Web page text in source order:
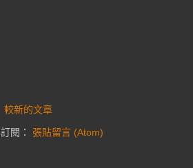
較新的文章
訂閱： 張貼留言 (Atom)